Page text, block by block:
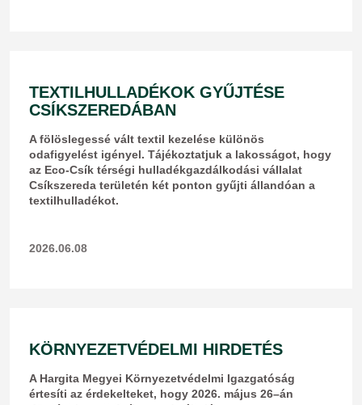
TEXTILHULLADÉKOK GYŰJTÉSE
CSÍKSZEREDÁBAN
​A fölöslegessé vált textil kezelése különös
odafigyelést igényel. Tájékoztatjuk a lakosságot, hogy
az Eco-Csík térségi hulladékgazdálkodási vállalat
Csíkszereda területén két ponton gyűjti állandóan a
textilhulladékot.
2026.06.08
KÖRNYEZETVÉDELMI HIRDETÉS
A Hargita Megyei Környezetvédelmi Igazgatóság
értesíti az érdekelteket, hogy 2026. május 26–án